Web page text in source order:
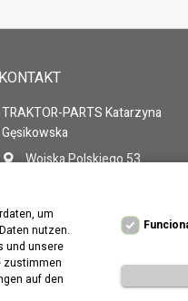
KONTAKT
TRAKTOR-PARTS Katarzyna
Gęsikowska
Wojska Polskiego 53
Rufen Sie uns an:+48 571-
E-Mailtraktor-parts@wp.pl
um
nutzen.
und unsere
zustimmen
auf den